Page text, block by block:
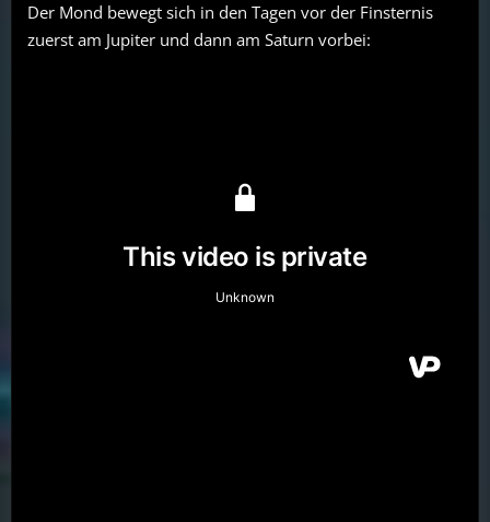
Der Mond bewegt sich in den Tagen vor der Finsternis
zuerst am Jupiter und dann am Saturn vorbei: